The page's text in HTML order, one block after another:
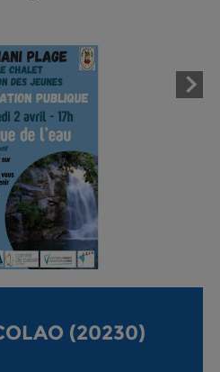
(20230)